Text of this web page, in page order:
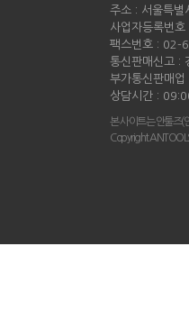
주소 : 서울특
사업자등록번
팩스번호 : 02-
통신판매신고 :
부가통신판매
상담시간 :
본 사이트는 안툴즈(
Copyright